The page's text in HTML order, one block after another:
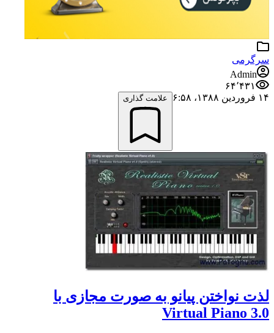
سرگرمی
Admin
۶۴٬۴۳۱
۱۴ فروردین ۱۳۸۸،‏ ۶:۵۸
علامت گذاری
لذت نواختن پیانو به صورت مجازی با
Virtual Piano 3.0